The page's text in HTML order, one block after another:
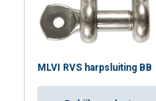
MLVI RVS harpsluiting BB